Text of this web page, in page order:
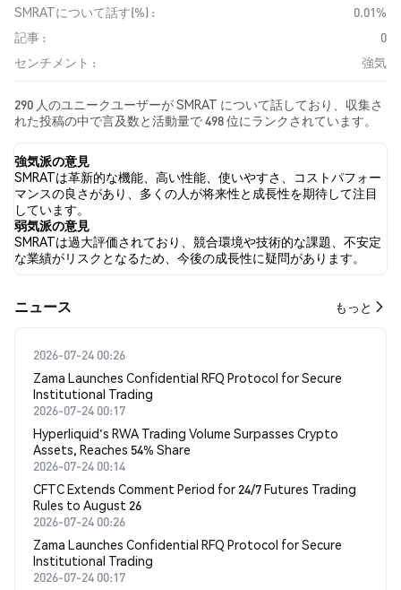
SMRATについて話す(%) :
0.01%
記事 :
0
センチメント :
強気
290 人のユニークユーザーが SMRAT について話しており、収集さ
れた投稿の中で言及数と活動量で 498 位にランクされています。
感情は 強気 でした。 最後に、SMRAT に関するニュース記事が 0
件公開されました。 Twitterでは、3.82% のツイートが強気の感情
を示し、1.27% のツイートが弱気の感情を示しました。 94.90% の
ツイートは SMRAT に対して中立的でした。 これらの感情分析は
157 件のツイートに基づいています。
強気派の意見
SMRATは革新的な機能、高い性能、使いやすさ、コストパフォー
マンスの良さがあり、多くの人が将来性と成長性を期待して注目
しています。
弱気派の意見
SMRATは過大評価されており、競合環境や技術的な課題、不安定
な業績がリスクとなるため、今後の成長性に疑問があります。
​​ニュース​​ もっと
2026-07-24 00:26
Zama Launches Confidential RFQ Protocol for Secure
Institutional Trading
2026-07-24 00:17
Hyperliquid's RWA Trading Volume Surpasses Crypto
Assets, Reaches 54% Share
2026-07-24 00:14
CFTC Extends Comment Period for 24/7 Futures Trading
Rules to August 26
2026-07-24 00:26
Zama Launches Confidential RFQ Protocol for Secure
Institutional Trading
2026-07-24 00:17